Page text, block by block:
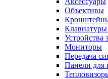
Объективы
Мониторы
Передача
Панели для